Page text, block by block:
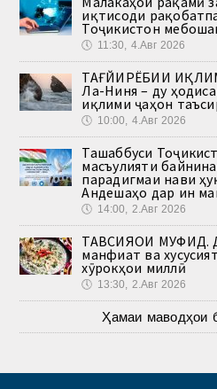
иқтисоди
Тоҷикистон
🕔 11:30, 4.Авг 2026
ТАҒЙИРЁБИИ
Ла-Ниня – ду
иқлими ҷаҳон
🕔 10:00, 4.Авг 2026
Ташаббуси
масъулияти
парадигмаи нави
Андешаҳо дар ин
🕔 14:00, 2.Авг 2026
ТАВСИЯҲОИ МУФИД.
манфиат ва
хӯрокҳои миллӣ
🕔 13:30, 2.Авг 2026
Ҳамаи маводҳои